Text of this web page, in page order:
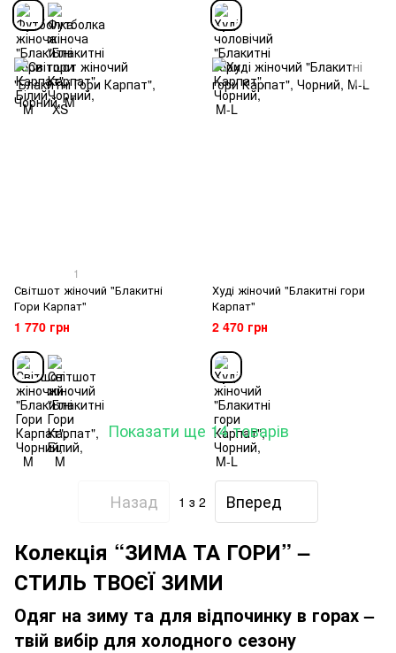
1
Світшот жіночий "Блакитні
Гори Карпат"
1 770 грн
Худі жіночий "Блакитні гори
Карпат"
2 470 грн
Показати ще 14 товарів
Назад 1 з 2 Вперед
Колекція “ЗИМА ТА ГОРИ” –
СТИЛЬ ТВОЄЇ ЗИМИ
Одяг на зиму та для відпочинку в горах –
твій вибір для холодного сезону